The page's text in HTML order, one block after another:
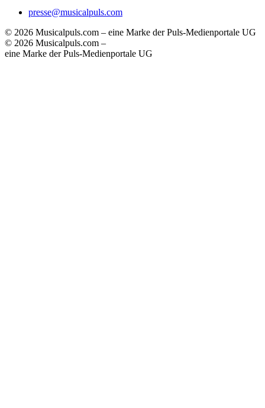
presse@musicalpuls.com
© 2026 Musicalpuls.com – eine Marke der Puls-Medienportale UG
© 2026 Musicalpuls.com –
eine Marke der Puls-Medienportale UG